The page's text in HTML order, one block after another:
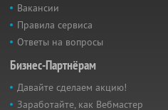
Вакансии
Правила сервиса
Ответы на вопросы
Бизнес-Партнёрам
Давайте сделаем акцию!
Заработайте, как Вебмастер